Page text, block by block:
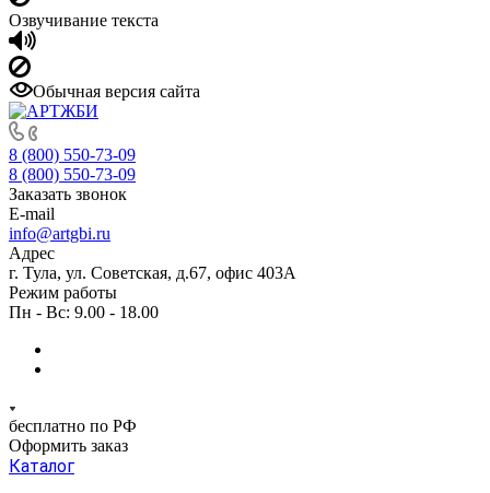
Озвучивание текста
Обычная версия сайта
8 (800) 550-73-09
8 (800) 550-73-09
Заказать звонок
E-mail
info@artgbi.ru
Адрес
г. Тула, ул. Советская, д.67, офис 403А
Режим работы
Пн - Вс: 9.00 - 18.00
бесплатно по РФ
Оформить заказ
Каталог